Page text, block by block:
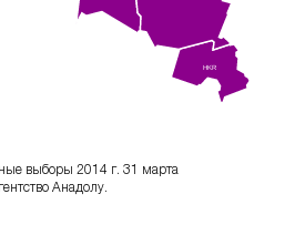
HKR
выборы 2014 г. 31 марта
Анадолу.